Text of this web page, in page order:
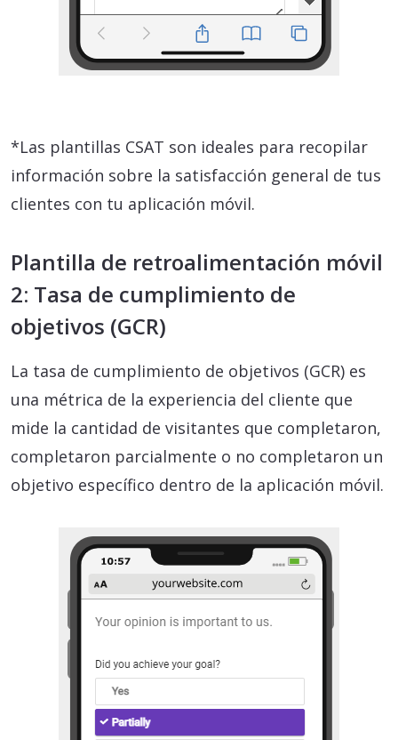
*Las plantillas CSAT son ideales para recopilar
información sobre la satisfacción general de tus
clientes con tu aplicación móvil.
Plantilla de retroalimentación móvil
2: Tasa de cumplimiento de
objetivos (GCR)
La tasa de cumplimiento de objetivos (GCR) es
una métrica de la experiencia del cliente que
mide la cantidad de visitantes que completaron,
completaron parcialmente o no completaron un
objetivo específico dentro de la aplicación móvil.